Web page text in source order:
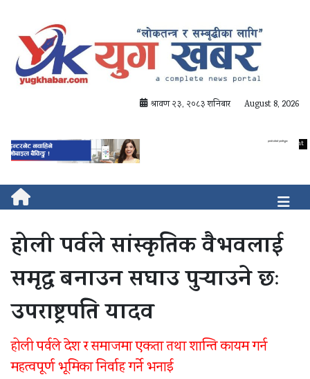
श्रावण २३, २०८३ शनिबार August 8, 2026
होली पर्वले सांस्कृतिक वैभवलाई
समृद्ध बनाउन सघाउ पुर्‍याउने छः
उपराष्ट्रपति यादव
होली पर्वले देश र समाजमा एकता तथा शान्ति कायम गर्न
महत्वपूर्ण भूमिका निर्वाह गर्ने भनाई